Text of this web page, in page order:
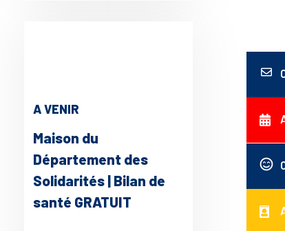
A VENIR
Maison du
Département des
Solidarités | Bilan de
santé GRATUIT